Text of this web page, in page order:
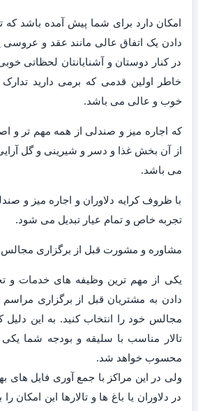
امکان دارد برای شما پیش آمده باشد که
دادن یک اتفاق عالی مانند عقد و عروسی
در کنار دوستان و آشنایانتان لحظاتی
خاطر اولین قدمی که برمی دارید
خوب و عالی می باشد.
که اجاره میز و صندلی از همه مهم تر و
از آن بخش غذا و دسر و شیرینی و گل
می باشد.
با ظروف کرایه دلاوران و اجاره میز و
تجربه خاص و تمام عیار تبدیل می شود.
مشاوره و مشورت قبل از برگزاری مجالس
یکی از مهم ترین وظیفه های خدمات و
دادن به مشتریان قبل از برگزاری
مجالس خود را انتخاب کنید. به این دلیل
تالار مناسب با سلیقه و بودجه شما یکی
محسوب خواهد شد.
ولی در این مراکز با جمع آوری فایل های
در دلاوران یا باغ ها و تالارها این امکان